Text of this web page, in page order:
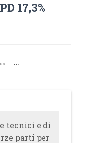
17,3%
…
>>
tecnici e di
parti per